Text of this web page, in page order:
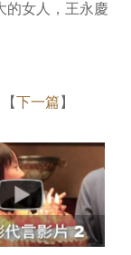
的女人，王永慶
下一篇 】